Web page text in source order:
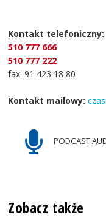
Kontakt telefoniczny:
510 777 666
510 777 222
fax: 91 423 18 80
Kontakt mailowy:
PODCAST
Zobacz także